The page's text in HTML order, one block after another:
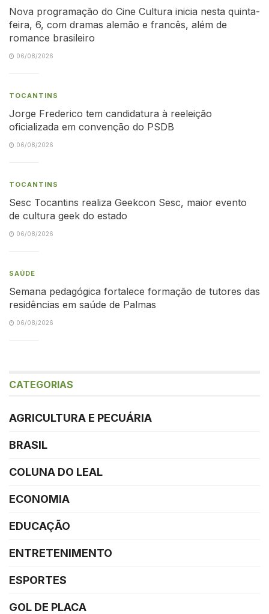
Nova programação do Cine Cultura inicia nesta quinta-
feira, 6, com dramas alemão e francês, além de
romance brasileiro
06/08/2026
TOCANTINS
Jorge Frederico tem candidatura à reeleição
oficializada em convenção do PSDB
06/08/2026
TOCANTINS
Sesc Tocantins realiza Geekcon Sesc, maior evento
de cultura geek do estado
06/08/2026
SAÚDE
Semana pedagógica fortalece formação de tutores das
residências em saúde de Palmas
06/08/2026
CATEGORIAS
AGRICULTURA E PECUÁRIA
BRASIL
COLUNA DO LEAL
ECONOMIA
EDUCAÇÃO
ENTRETENIMENTO
ESPORTES
GOL DE PLACA